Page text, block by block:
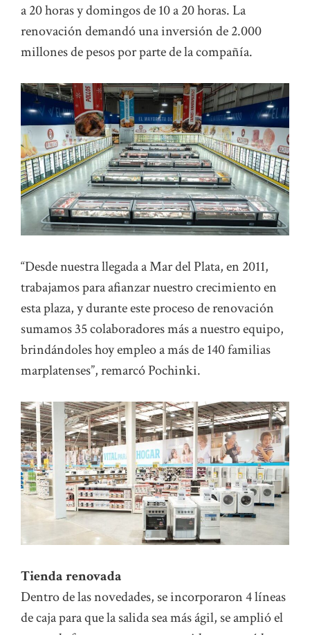
a 20 horas y domingos de 10 a 20 horas. La
renovación demandó una inversión de 2.000
millones de pesos por parte de la compañía.
“Desde nuestra llegada a Mar del Plata, en 2011,
trabajamos para afianzar nuestro crecimiento en
esta plaza, y durante este proceso de renovación
sumamos 35 colaboradores más a nuestro equipo,
brindándoles hoy empleo a más de 140 familias
marplatenses”, remarcó Pochinki.
Tienda renovada
Dentro de las novedades, se incorporaron 4 líneas
de caja para que la salida sea más ágil, se amplió el